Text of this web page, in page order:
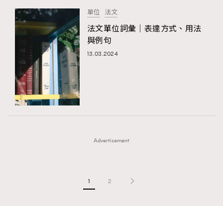
單位 法文
法文單位詞彙｜表達方式、用法
與例句
13.03.2024
Advertisement
1 2